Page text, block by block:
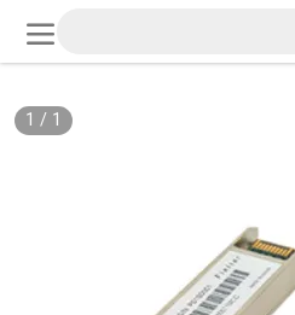
1
/
1